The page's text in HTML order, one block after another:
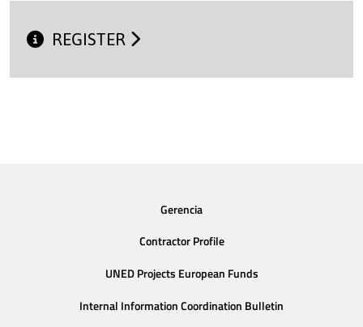
REGISTER
Gerencia
Contractor Profile
UNED Projects European Funds
Internal Information Coordination Bulletin